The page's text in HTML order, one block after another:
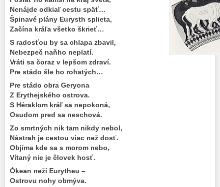
Nenájde odkiaľ cestu späť…
Špinavé plány Eurysth splieta,
Začína kráľa všetko škrieť…
S radosťou by sa chlapa zbavil,
Nebezpeč naňho neplatí.
Vráti sa čoraz v lepšom zdraví.
Pre stádo šle ho rohatých…
Pre stádo obra Geryona
Z Erythejského ostrova.
S Héraklom kráľ sa nepokoná,
Osudom pred sa neschová.
Zo smrtných nik tam nikdy nebol,
Nástrah je cestou viac než dosť.
Objíma kde sa s morom nebo,
Vítaný nie je človek hosť.
Ókean neží Eurytheu –
Ostrovu nohy obmýva.